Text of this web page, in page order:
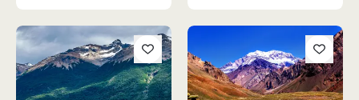
Argentinas naturvidundere - vinterrejseArgentina, Uruguay & Chile